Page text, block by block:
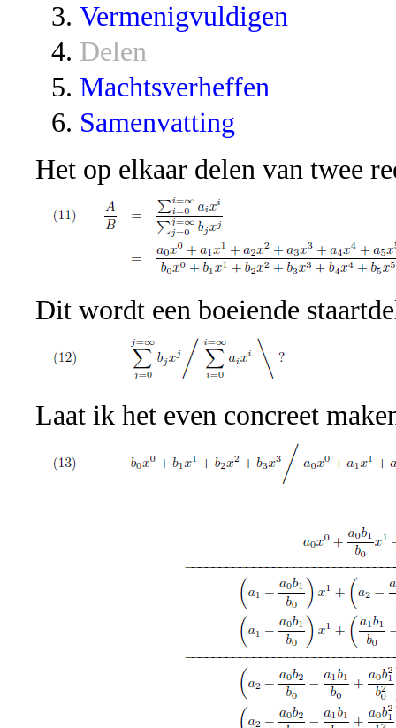
Vermenigvuldigen
Delen
Machtsverheffen
Samenvatting
Het op elkaar delen van twee
Dit wordt een boeiende
Laat ik het even concreet